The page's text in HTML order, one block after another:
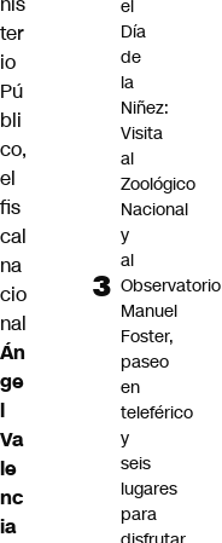
ter
io
Pú
bli
co,
el
fis
cal
na
cio
nal
Án
ge
l
Va
le
nc
ia
el
Día
de
la
Niñez:
Visita
al
Zoológico
Nacional
y
al
Observatorio
Manuel
Foster,
paseo
en
teleférico
y
seis
lugares
para